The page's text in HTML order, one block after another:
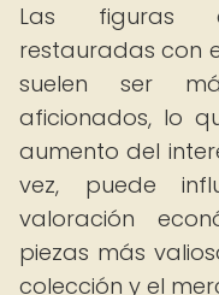
Las figuras
restauradas con
suelen ser
aficionados, lo
aumento del
vez, puede
valoración
piezas más
colección y el